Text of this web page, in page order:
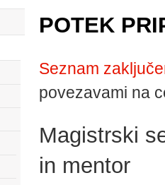
POTEK
Seznam
povezavami na
Magistrski
in mentor